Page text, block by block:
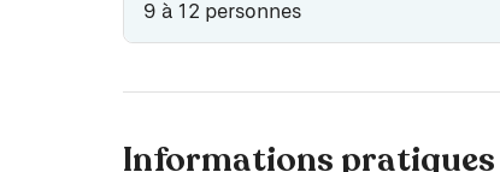
9 à 12 personnes
Informations pratiques